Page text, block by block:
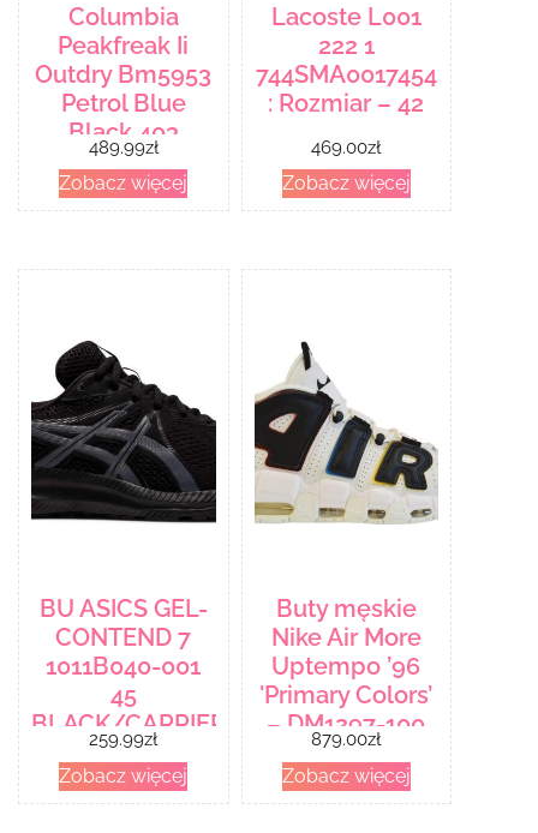
Columbia
Peakfreak Ii
Outdry Bm5953
Petrol Blue
Black 403
489.99zł
Zobacz więcej
Lacoste L001
222 1
744SMA0017454
: Rozmiar – 42
469.00zł
Zobacz więcej
BU ASICS GEL-
CONTEND 7
1011B040-001
45
BLACK/CARRIER
GREY/11
259.99zł
Zobacz więcej
Buty męskie
Nike Air More
Uptempo ’96
'Primary Colors’
– DM1297-100
879.00zł
Zobacz więcej